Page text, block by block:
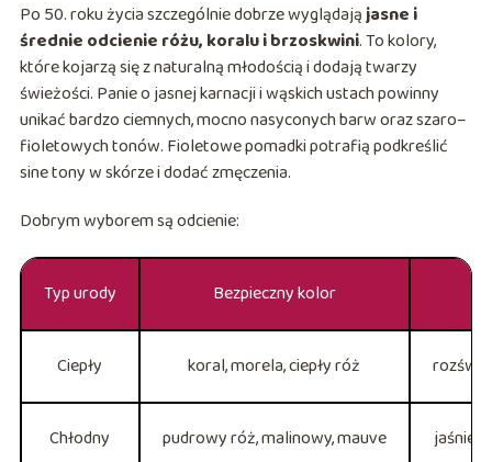
Po 50. roku życia szczególnie dobrze wyglądająjasne i
średnie odcienie różu, koralu i brzoskwini. To kolory,
które kojarzą się z naturalną młodością i dodają twarzy
świeżości. Panie o jasnej karnacji i wąskich ustach powinny
unikać bardzo ciemnych, mocno nasyconych barw oraz szaro–
fioletowych tonów. Fioletowe pomadki potrafią podkreślić
sine tony w skórze i dodać zmęczenia.
Dobrym wyborem są odcienie:
Typ urody Bezpieczny kolor
Ciepły koral, morela, ciepły róż
Chłodny pudrowy róż, malinowy, mauve